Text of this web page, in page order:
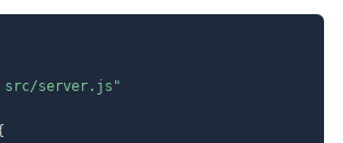
src/server.js"